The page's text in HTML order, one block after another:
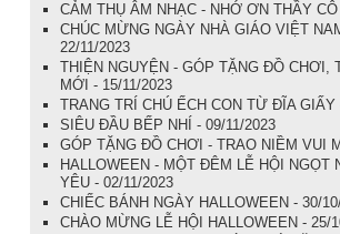
CẢM THỤ ÂM NHẠC - NHỚ ƠN THẦY
CHÚC MỪNG NGÀY NHÀ GIÁO VIỆT
22/11/2023
THIỆN NGUYỆN - GÓP TẶNG ĐỒ CHƠI,
MỚI - 15/11/2023
TRANG TRÍ CHÚ ẾCH CON TỪ ĐĨA GIẤY
SIÊU ĐẦU BẾP NHÍ - 09/11/2023
GÓP TẶNG ĐỒ CHƠI - TRAO NIỀM VUI
HALLOWEEN - MỘT ĐÊM LỄ HỘI NGỌT
YÊU - 02/11/2023
CHIẾC BÁNH NGÀY HALLOWEEN - 30/
CHÀO MỪNG LỄ HỘI HALLOWEEN - 25/